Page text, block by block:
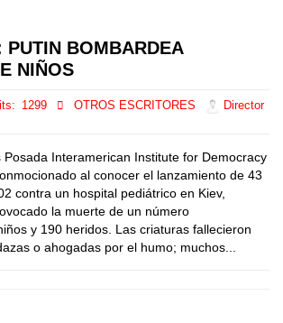
PUTIN BOMBARDEA
NIÑOS
1299 OTROS ESCRITORES
Director
Posada Interamerican Institute for Democracy
al conocer el lanzamiento de 43
contra un hospital pediátrico en Kiev,
la muerte de un número
y 190 heridos. Las criaturas fallecieron
o ahogadas por el humo; muchos...